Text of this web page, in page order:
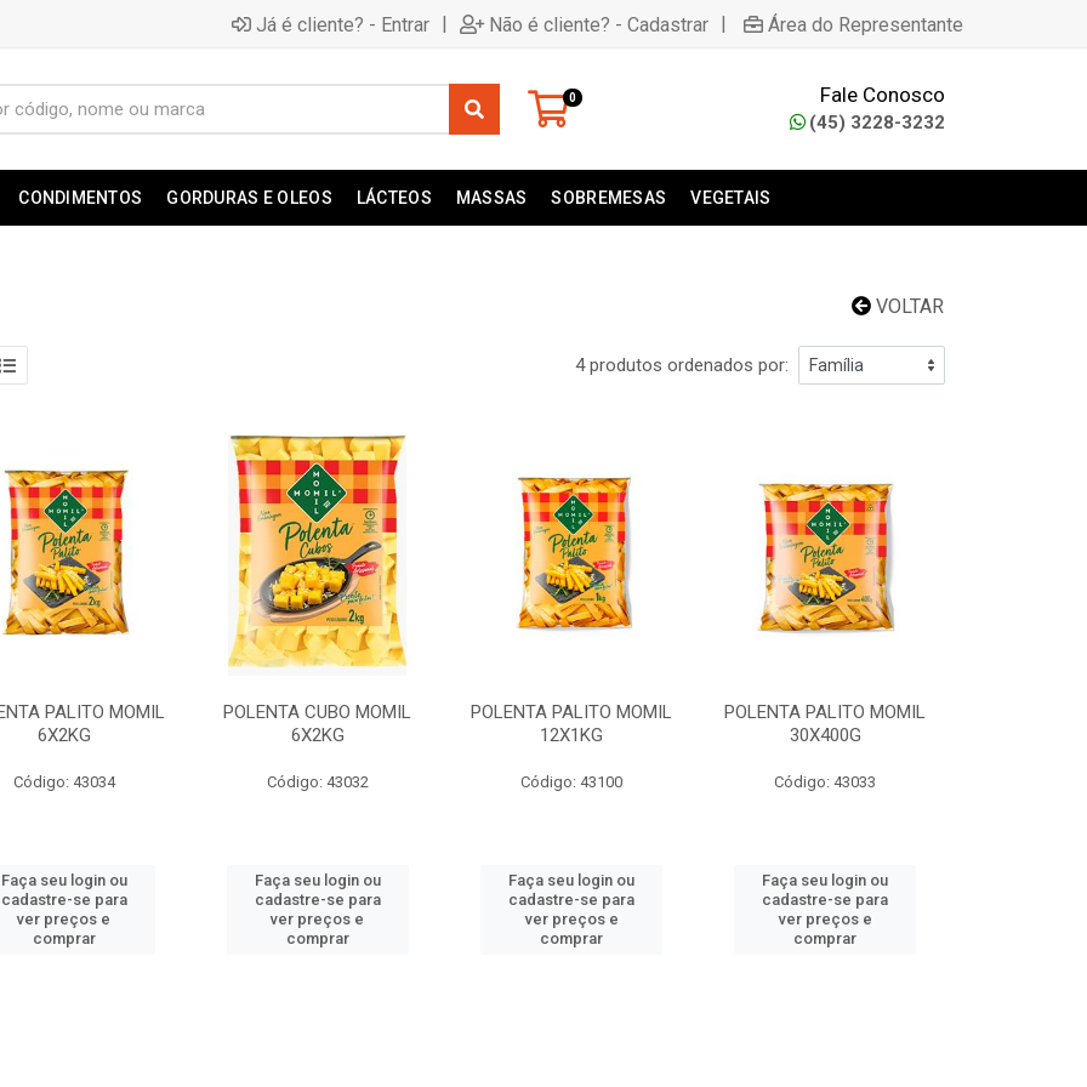
Já é cliente? - Entrar | Não é cliente? - Cadastrar | Área do Representante
0 Fale Conosco
(45) 3228-3232
CONDIMENTOS GORDURAS E OLEOS LÁCTEOS MASSAS SOBREMESAS VEGETAIS
VOLTAR
4 produtos ordenados por:
PALITO MOMIL
6X2KG
Código: 43034
Faça seu login ou
cadastre-se para
ver preços e
comprar
POLENTA CUBO MOMIL
6X2KG
Código: 43032
Faça seu login ou
cadastre-se para
ver preços e
comprar
POLENTA PALITO MOMIL
12X1KG
Código: 43100
Faça seu login ou
cadastre-se para
ver preços e
comprar
POLENTA PALITO MOMIL
30X400G
Código: 43033
Faça seu login ou
cadastre-se para
ver preços e
comprar